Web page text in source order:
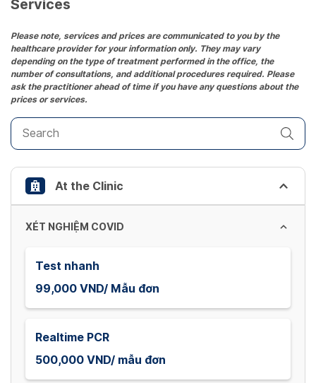
the
question
mark
key
to
get
the
keyboard
shortcuts
for
changing
dates.
Services
Please note, services and prices are communicated to you by the
healthcare provider for your information only. They may vary
depending on the type of treatment performed in the office, the
number of consultations, and additional procedures required. Please
ask the practitioner ahead of time if you have any questions about the
prices or services.
At the Clinic
XÉT NGHIỆM COVID
Test nhanh
99,000 VND/ Mẫu đơn
Realtime PCR
500,000 VND/ mẫu đơn